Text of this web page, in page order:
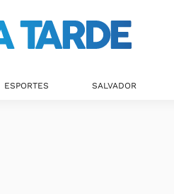
ESPORTES SALVADOR